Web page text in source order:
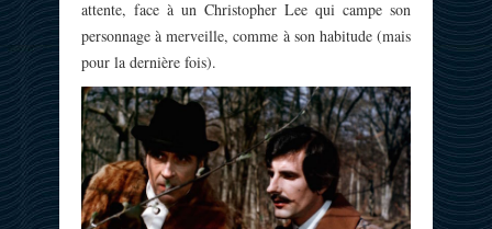
attente, face à un Christopher Lee qui campe son
personnage à merveille, comme à son habitude (mais
pour la dernière fois).